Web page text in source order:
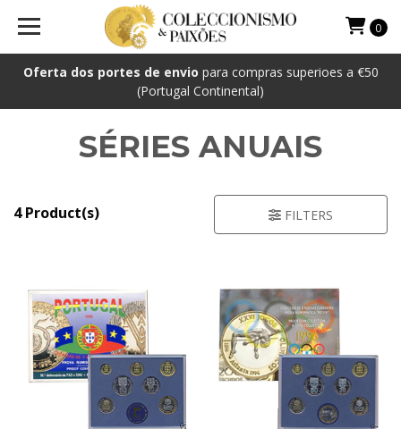
Oferta dos portes de envio para compras superioes a €50
(Portugal Continental)
0
SÉRIES ANUAIS
4 Product(s) FILTERS